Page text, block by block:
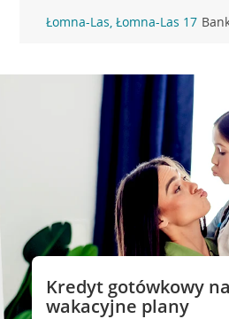
Łomna-Las, Łomna-Las 17
Kredyt gotówkowy
wakacyjne plany